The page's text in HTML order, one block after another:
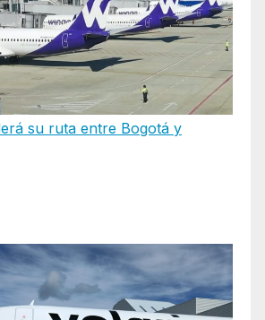
su ruta entre Bogotá y